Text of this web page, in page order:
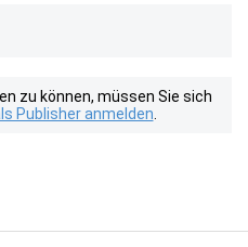
zu können, müssen Sie sich
Publisher anmelden